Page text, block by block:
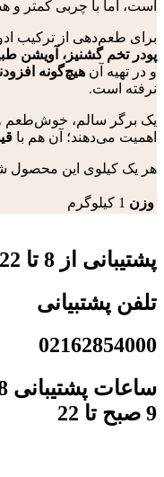
است، اما با چربی کمتر و
برای طعم‌دهی از ترکیب
پودر تخم گشنیز، آویشن
و در تهیه آن هیچ‌گونه
نرفته است.
یک برگر سالم، خوش‌طعم و
اهمیت می‌دهند؛ آن هم با
هر یک کیلوی این محصول
وزن 1 کیلوگرم
پشتیبانی از 8 تا 22
تلفن پشتبیانی
02162854000
9 صبح تا 22